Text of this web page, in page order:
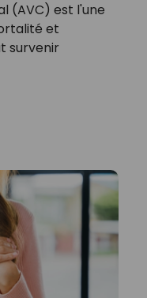
(AVC) est l'une
et
survenir